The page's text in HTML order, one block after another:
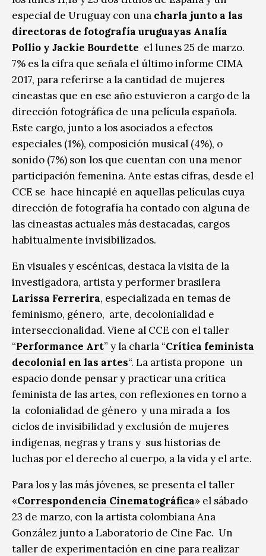
especial de Uruguay con una charla junto a las
directoras de fotografía uruguayas Analía
Pollio y Jackie Bourdette el lunes 25 de marzo.
7% es la cifra que señala el último informe CIMA
2017, para referirse a la cantidad de mujeres
cineastas que en ese año estuvieron a cargo de la
dirección fotográfica de una película española.
Este cargo, junto a los asociados a efectos
especiales (1%), composición musical (4%), o
sonido (7%) son los que cuentan con una menor
participación femenina. Ante estas cifras, desde el
CCE se hace hincapié en aquellas películas cuya
dirección de fotografía ha contado con alguna de
las cineastas actuales más destacadas, cargos
habitualmente invisibilizados.
En visuales y escénicas, destaca la visita de la
investigadora, artista y performer brasilera
Larissa Ferrerira, especializada en temas de
feminismo, género, arte, decolonialidad e
interseccionalidad. Viene al CCE con el taller
“Performance Art” y la charla “Crítica feminista
decolonial en las artes“. La artista propone un
espacio donde pensar y practicar una crítica
feminista de las artes, con reflexiones en torno a
la colonialidad de género y una mirada a los
ciclos de invisibilidad y exclusión de mujeres
indígenas, negras y trans y sus historias de
luchas por el derecho al cuerpo, a la vida y el arte.
Para los y las más jóvenes, se presenta el taller
«Correspondencia Cinematográfica» el sábado
23 de marzo, con la artista colombiana Ana
González junto a Laboratorio de Cine Fac. Un
taller de experimentación en cine para realizar